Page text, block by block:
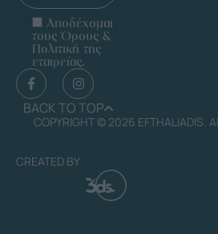
Αποδέχομαι
τους Όρους &
Πολιτική της
εταιρείας.
BACK TO TOP
COPYRIGHT © 2026 EFTHALIADIS.
CREATED BY